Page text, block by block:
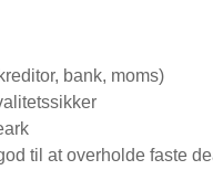
bank, moms)
til at overholde faste